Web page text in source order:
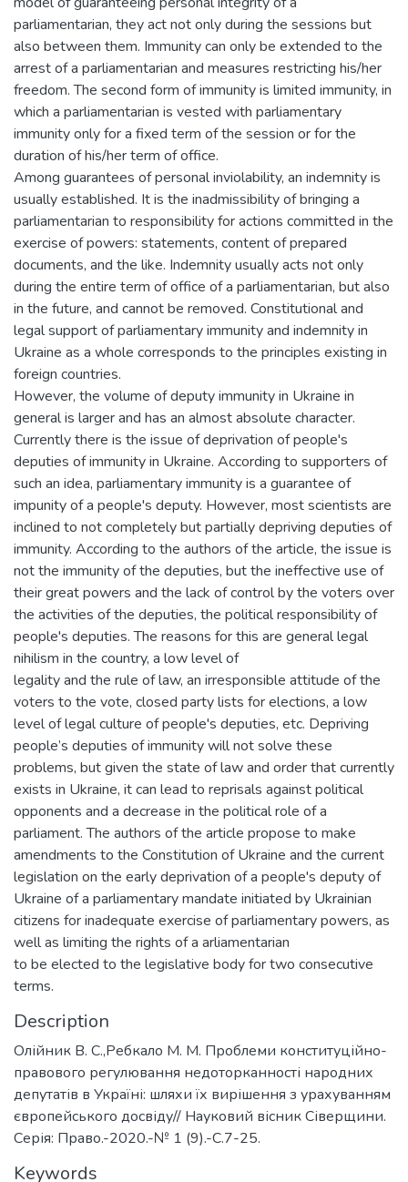
parliamentarian, they act not only during the sessions but
also between them. Immunity can only be extended to the
arrest of a parliamentarian and measures restricting his/her
freedom. The second form of immunity is limited immunity, in
which a parliamentarian is vested with parliamentary
immunity only for a fixed term of the session or for the
duration of his/her term of office.
Among guarantees of personal inviolability, an indemnity is
usually established. It is the inadmissibility of bringing a
parliamentarian to responsibility for actions committed in the
exercise of powers: statements, content of prepared
documents, and the like. Indemnity usually acts not only
during the entire term of office of a parliamentarian, but also
in the future, and cannot be removed. Constitutional and
legal support of parliamentary immunity and indemnity in
Ukraine as a whole corresponds to the principles existing in
foreign countries.
However, the volume of deputy immunity in Ukraine in
general is larger and has an almost absolute character.
Currently there is the issue of deprivation of people's
deputies of immunity in Ukraine. According to supporters of
such an idea, parliamentary immunity is a guarantee of
impunity of a people's deputy. However, most scientists are
inclined to not completely but partially depriving deputies of
immunity. According to the authors of the article, the issue is
not the immunity of the deputies, but the ineffective use of
their great powers and the lack of control by the voters over
the activities of the deputies, the political responsibility of
people's deputies. The reasons for this are general legal
nihilism in the country, a low level of
legality and the rule of law, an irresponsible attitude of the
voters to the vote, closed party lists for elections, a low
level of legal culture of people's deputies, etc. Depriving
people’s deputies of immunity will not solve these
problems, but given the state of law and order that currently
exists in Ukraine, it can lead to reprisals against political
opponents and a decrease in the political role of a
parliament. The authors of the article propose to make
amendments to the Constitution of Ukraine and the current
legislation on the early deprivation of a people's deputy of
Ukraine of a parliamentary mandate initiated by Ukrainian
citizens for inadequate exercise of parliamentary powers, as
well as limiting the rights of a arliamentarian
to be elected to the legislative body for two consecutive
terms.
Description
Олійник В. С.,Ребкало М. М. Проблеми конституційно-
правового регулювання недоторканності народних
депутатів в Україні: шляхи їх вирішення з урахуванням
європейського досвіду// Науковий вісник Сіверщини.
Серія: Право.-2020.-№ 1 (9).-С.7-25.
Keywords